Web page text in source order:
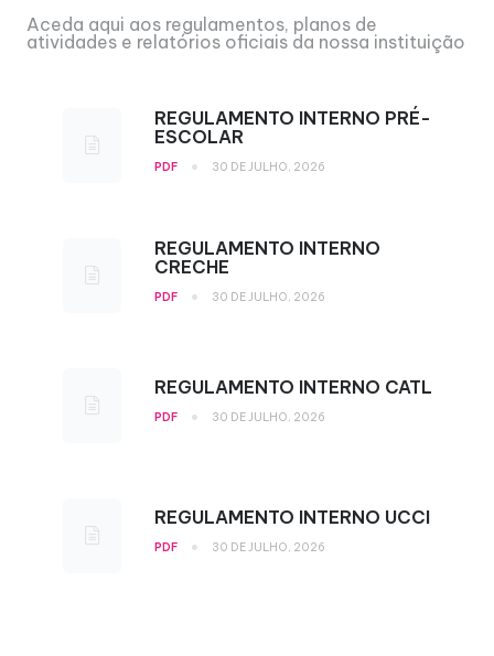
Aceda aqui aos regulamentos, planos de
atividades e relatórios oficiais da nossa instituição
REGULAMENTO INTERNO PRÉ-
ESCOLAR
PDF • 30 DE JULHO, 2026
REGULAMENTO INTERNO
CRECHE
PDF • 30 DE JULHO, 2026
REGULAMENTO INTERNO CATL
PDF • 30 DE JULHO, 2026
REGULAMENTO INTERNO UCCI
PDF • 30 DE JULHO, 2026